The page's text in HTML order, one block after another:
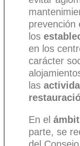
prevención
los
en los
carácter
las
En el
parte, se